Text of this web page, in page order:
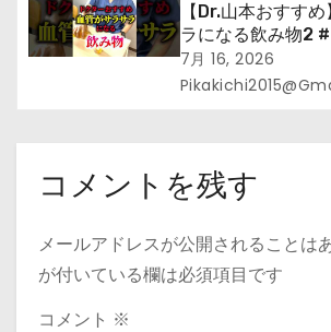
【Dr.山本おすす
ラになる飲み物2
#Dr.山本#緑茶
7月 16, 2026
コメントを残す
メールアドレスが公開されることは
が付いている欄は必須項目です
コメント ※